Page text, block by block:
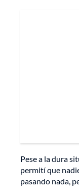
Pese a la dura
permití que
pasando nada,